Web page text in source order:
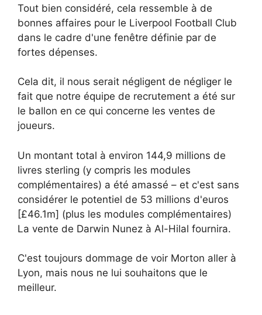
Tout bien considéré, cela ressemble à de
bonnes affaires pour le Liverpool Football Club
dans le cadre d'une fenêtre définie par de
fortes dépenses.
Cela dit, il nous serait négligent de négliger le
fait que notre équipe de recrutement a été sur
le ballon en ce qui concerne les ventes de
joueurs.
Un montant total à environ 144,9 millions de
livres sterling (y compris les modules
complémentaires) a été amassé – et c'est sans
considérer le potentiel de 53 millions d'euros
[£46.1m] (plus les modules complémentaires)
La vente de Darwin Nunez à Al-Hilal fournira.
C'est toujours dommage de voir Morton aller à
Lyon, mais nous ne lui souhaitons que le
meilleur.